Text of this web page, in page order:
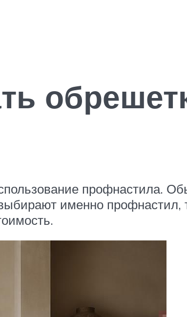
профнастила.
именно профнастил,